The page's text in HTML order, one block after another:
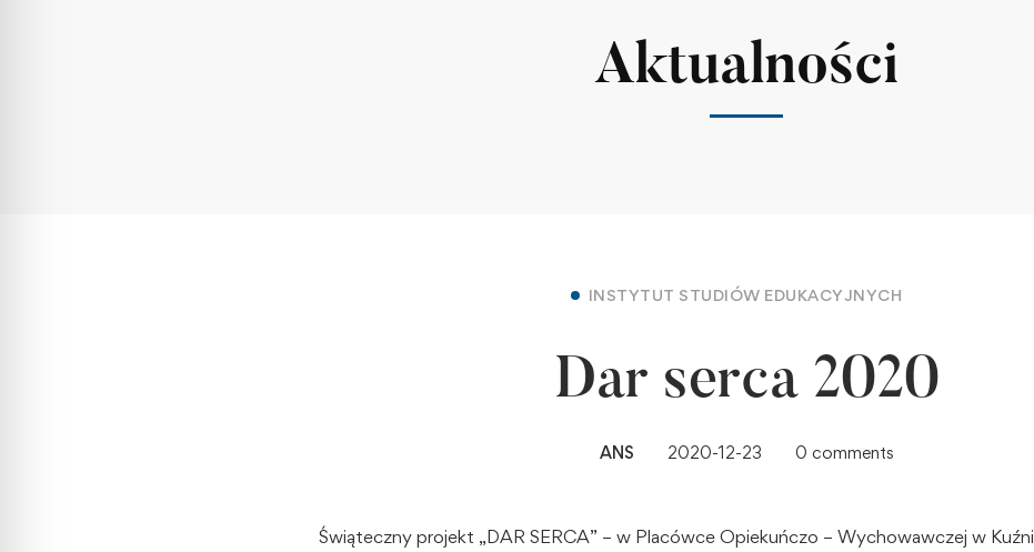
Aktualności
INSTYTUT STUDIÓW EDUKACYJNYCH
Dar serca 2020
ANS 2020-12-23 0 comments
Świąteczny projekt „DAR SERCA” – w Placówce Opiekuńczo – Wychowawczej w